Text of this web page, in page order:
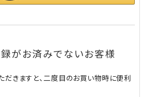
がお済みでないお客様
だきますと、二度目のお買い物時に便利